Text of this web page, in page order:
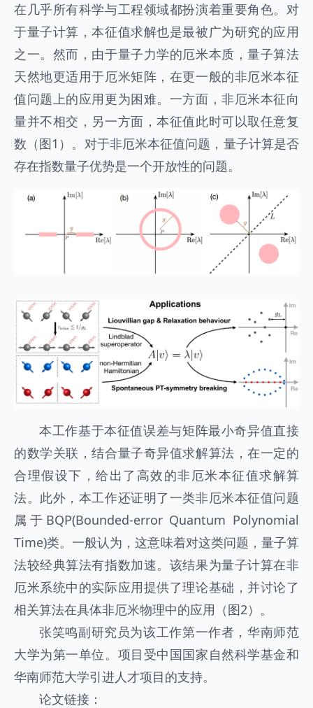
在几乎所有科学与工程领域都扮演着重要角色。对
于量子计算，本征值求解也是最被广为研究的应用
之一。然而，由于量子力学的厄米本质，量子算法
天然地更适用于厄米矩阵，在更一般的非厄米本征
值问题上的应用更为困难。一方面，非厄米本征向
量并不相交，另一方面，本征值此时可以取任意复
数（图1）。对于非厄米本征值问题，量子计算是否
存在指数量子优势是一个开放性的问题。
本工作基于本征值误差与矩阵最小奇异值直接
的数学关联，结合量子奇异值求解算法，在一定的
合理假设下，给出了高效的非厄米本征值求解算
法。此外，本工作还证明了一类非厄米本征值问题
属于BQP(Bounded-error Quantum Polynomial
Time)类。一般认为，这意味着对这类问题，量子算
法较经典算法有指数加速。该结果为量子计算在非
厄米系统中的实际应用提供了理论基础，并讨论了
相关算法在具体非厄米物理中的应用（图2）。
张笑鸣副研究员为该工作第一作者，华南师范
大学为第一单位。项目受中国国家自然科学基金和
华南师范大学引进人才项目的支持。
论文链接：